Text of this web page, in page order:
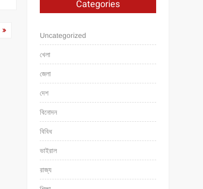
Categories
Uncategorized
খেলা
জেলা
দেশ
বিনোদন
বিবিধ
ভাইরাল
রাজ্য